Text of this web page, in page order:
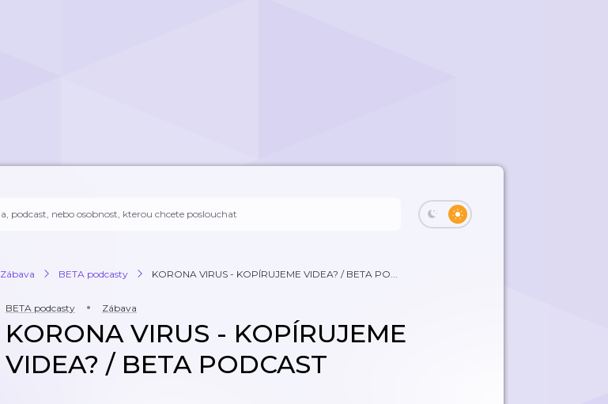
Zábava BETA podcasty KORONA VIRUS - KOPÍRUJEME VIDEA? / BETA PO...
BETA podcasty Zábava
KORONA VIRUS - KOPÍRUJEME
VIDEA? / BETA PODCAST